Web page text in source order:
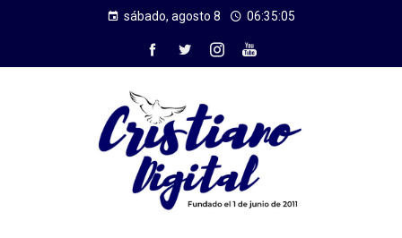
sábado, agosto 8 06:35:06